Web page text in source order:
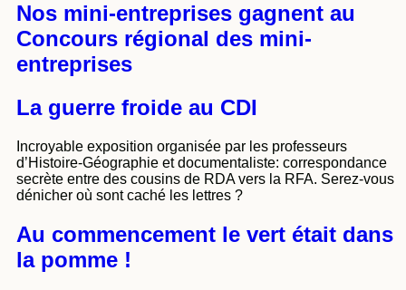
Nos mini-entreprises gagnent au
Concours régional des mini-
entreprises
La guerre froide au CDI
Incroyable exposition organisée par les professeurs
d’Histoire-Géographie et documentaliste: correspondance
secrète entre des cousins de RDA vers la RFA. Serez-vous
dénicher où sont caché les lettres ?
Au commencement le vert était dans
la pomme !